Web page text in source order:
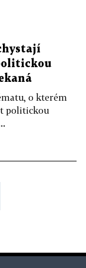
o kterém
politickou